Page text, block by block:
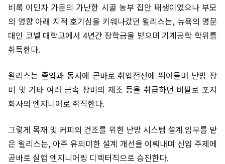
비록 이민자 가문의 가난한 시골 농부 집안 태생이었으나 부모
의 영향 아래 지적 호기심을 키워나갔던 윌리스는, 뉴욕의 명문
대인 코넬 대학교에서 4년간 장학금을 받으며 기계공학 학위를
취득한다.
윌리스는 졸업과 동시에 곧바로 취업전선에 뛰어들며 난방 장
비 및 기타 여러 금속 장비의 제조 등을 취급하던 버팔로 포지
회사의 엔지니어로 취직한다.
그렇게 목재 및 커피의 건조를 위한 난방 시스템 설계 임무를 맡
은 윌리스는, 아주 유의미한 설계 개선을 이뤄내며 신입 주제에
곧바로 실험 엔지니어링 디렉터직으로 승진한다.